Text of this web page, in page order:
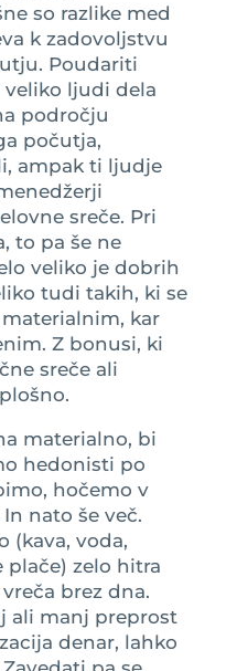
so razlike med
k zadovoljstvu
Poudariti
veliko ljudi dela
področju
počutja,
ampak ti ljudje
sreče. Pri
to pa še ne
veliko je dobrih
tudi takih, ki se
kar
Z bonusi, ki
sreče ali
materialno, bi
hedonisti po
hočemo v
nato še več.
(kava, voda,
plače) zelo hitra
brez dna.
ali manj preprost
denar, lahko